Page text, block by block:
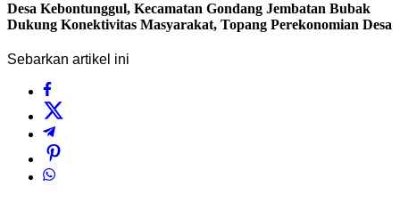
Desa Kebontunggul, Kecamatan Gondang Jembatan Bubak
Dukung Konektivitas Masyarakat, Topang Perekonomian Desa
Sebarkan artikel ini